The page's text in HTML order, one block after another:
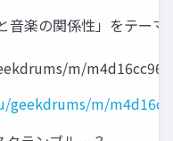
⾳楽の関係性」をテーマ
m/
geekdrums/m/